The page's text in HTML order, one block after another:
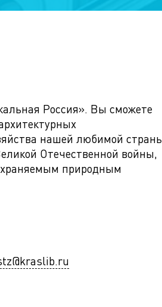
Россия». Вы сможете
нашей любимой
Отечественной войны,
природным